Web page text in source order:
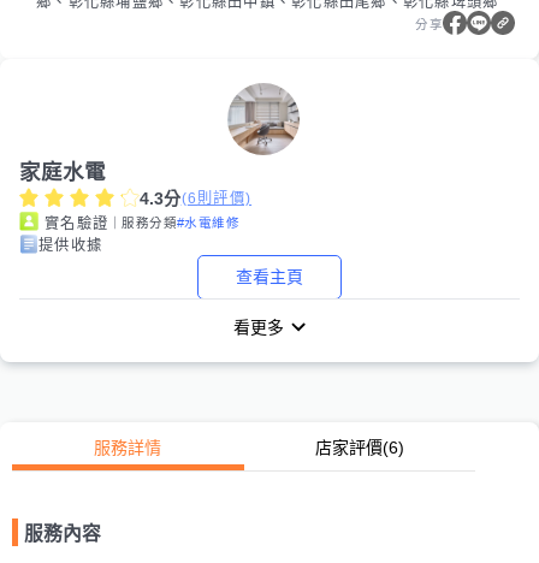
分享
家庭水電
4.3分(6 則評價)
實名驗證 ｜服務分類#水電維修
提供收據
查看主頁
看更多
服務詳情 店家評價(6)
服務內容